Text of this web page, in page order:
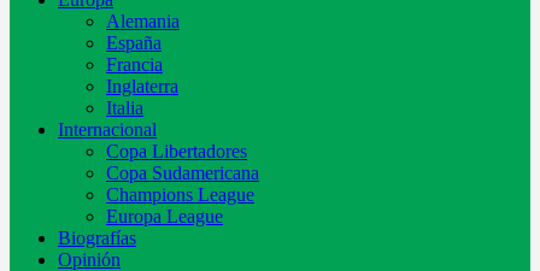
Alemania
España
Francia
Inglaterra
Italia
Internacional
Copa Libertadores
Copa Sudamericana
Champions League
Europa League
Biografías
Opinión